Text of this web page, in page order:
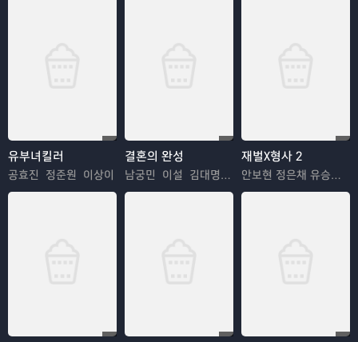
유부녀킬러
공효진 정준원 이상이
결혼의 완성
남궁민 이설 김대명 이상희
재벌X형사 2
안보현 정은채 유승호 김혜은